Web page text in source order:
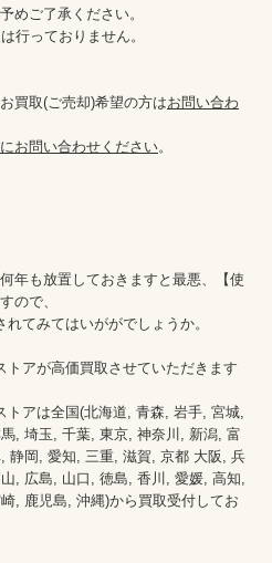
めご了承ください。
行っておりません。
買取(ご売却)希望の方はお問い合わ
お問い合わせください。
年も放置しておきますと最悪、【使
ので、
てみてはいががでしょうか。
トアが高価買取させていただきます
トアは全国(北海道, 青森, 岩手, 宮城,
, 埼玉, 千葉, 東京, 神奈川, 新潟, 富
静岡, 愛知, 三重, 滋賀, 京都 大阪, 兵
, 広島, 山口, 徳島, 香川, 愛媛, 高知,
, 鹿児島, 沖縄)から買取受付してお